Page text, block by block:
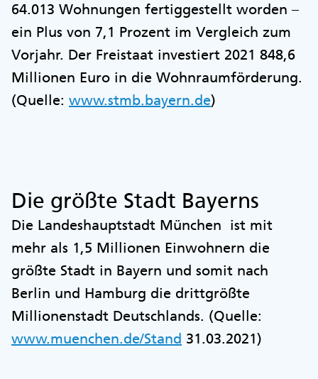
64.013 Wohnungen fertiggestellt worden –
ein Plus von 7,1 Prozent im Vergleich zum
Vorjahr. Der Freistaat investiert 2021 848,6
Millionen Euro in die Wohnraumförderung.
(Quelle: www.stmb.bayern.de)
Die größte Stadt Bayerns
Die Landeshauptstadt München ist mit
mehr als 1,5 Millionen Einwohnern die
größte Stadt in Bayern und somit nach
Berlin und Hamburg die drittgrößte
Millionenstadt Deutschlands. (Quelle:
www.muenchen.de/Stand 31.03.2021)